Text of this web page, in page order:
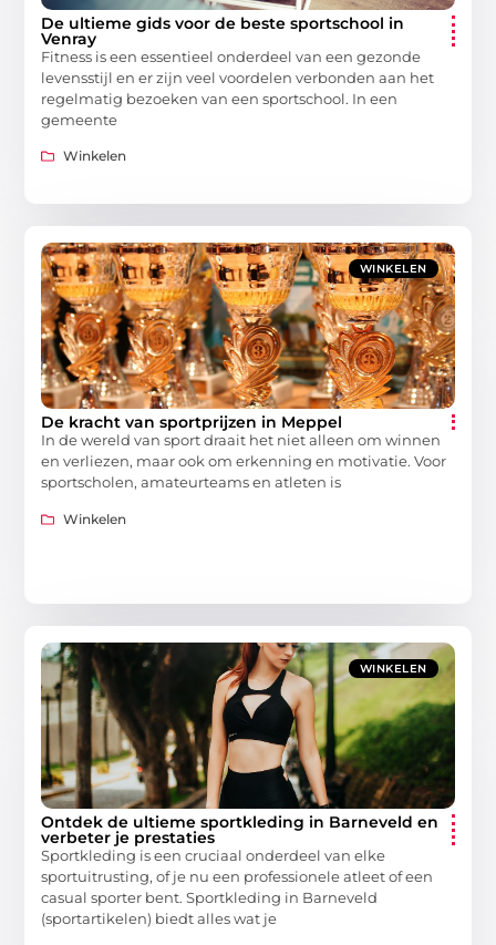
De ultieme gids voor de beste sportschool in
Venray
Fitness is een essentieel onderdeel van een gezonde
levensstijl en er zijn veel voordelen verbonden aan het
regelmatig bezoeken van een sportschool. In een
gemeente
Winkelen
WINKELEN
De kracht van sportprijzen in Meppel
In de wereld van sport draait het niet alleen om winnen
en verliezen, maar ook om erkenning en motivatie. Voor
sportscholen, amateurteams en atleten is
Winkelen
WINKELEN
Ontdek de ultieme sportkleding in Barneveld en
verbeter je prestaties
Sportkleding is een cruciaal onderdeel van elke
sportuitrusting, of je nu een professionele atleet of een
casual sporter bent. Sportkleding in Barneveld
(sportartikelen) biedt alles wat je